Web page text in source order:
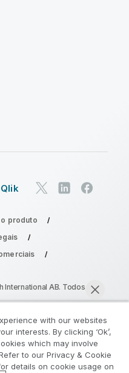
produto
AB. Todos os
Modernização
with our websites
interests. By clicking ‘Ok’,
which may involve
to our Privacy & Cookie
details on cookie usage on